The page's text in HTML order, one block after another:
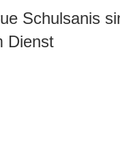
Schulsanis
Dienst